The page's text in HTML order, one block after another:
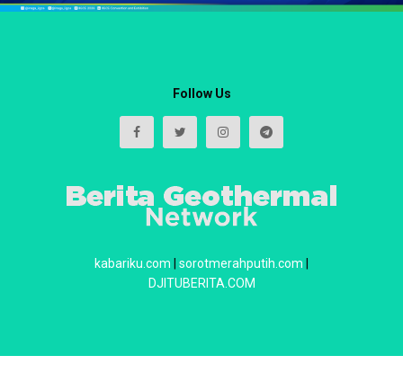
Follow Us
kabariku.com sorotmerahputih.com
DJITUBERITA.COM